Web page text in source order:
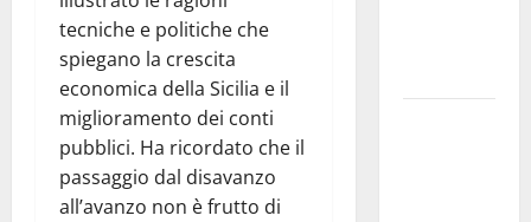
tecniche e politiche che
spiegano la crescita
economica della Sicilia e il
miglioramento dei conti
pubblici. Ha ricordato che il
passaggio dal disavanzo
all’avanzo non è frutto di